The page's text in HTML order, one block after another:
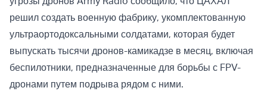
решил создать военную фабрику, укомплектованную
ультраортодоксальными солдатами, которая будет
выпускать тысячи дронов-камикадзе в месяц, включая
беспилотники, предназначенные для борьбы с FPV-
дронами путем подрыва рядом с ними.